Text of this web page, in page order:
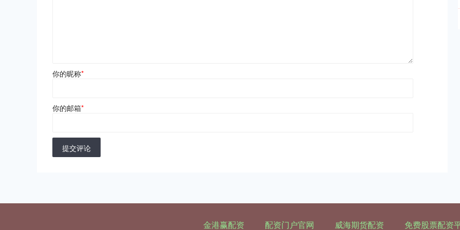
你的昵称*
你的邮箱*
提交评论
金港赢配资 配资门户官网 威海期货配资 免费股票配资